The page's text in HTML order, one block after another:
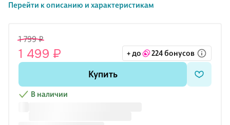
болезненных состояний и практика их лечения. Книга будет
Перейти к описанию и характеристикам
1 799 ₽
1 499 ₽ + до 224 бонусов
Купить
В наличии